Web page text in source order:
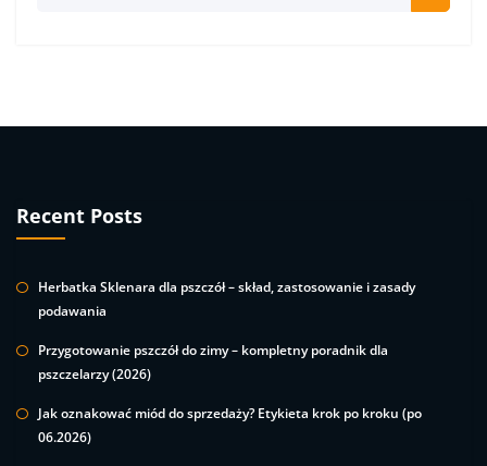
Recent Posts
Herbatka Sklenara dla pszczół – skład, zastosowanie i zasady
podawania
Przygotowanie pszczół do zimy – kompletny poradnik dla
pszczelarzy (2026)
Jak oznakować miód do sprzedaży? Etykieta krok po kroku (po
06.2026)